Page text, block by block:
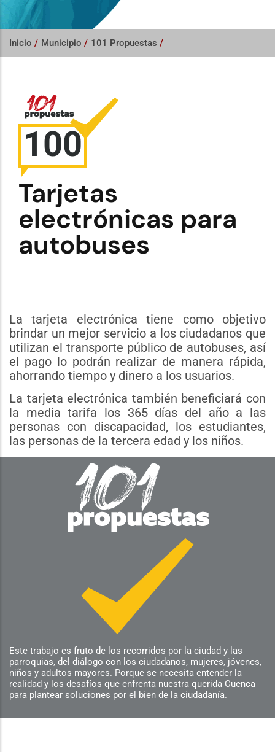
Inicio / Municipio / 101 Propuestas /
100
Tarjetas
electrónicas para
autobuses
La tarjeta electrónica tiene como objetivo
brindar un mejor servicio a los ciudadanos que
utilizan el transporte público de autobuses, así
el pago lo podrán realizar de manera rápida,
ahorrando tiempo y dinero a los usuarios.
La tarjeta electrónica también beneficiará con
la media tarifa los 365 días del año a las
personas con discapacidad, los estudiantes,
las personas de la tercera edad y los niños.
Este trabajo es fruto de los recorridos por la ciudad y las
parroquias, del diálogo con los ciudadanos, mujeres, jóvenes,
niños y adultos mayores. Porque se necesita entender la
realidad y los desafíos que enfrenta nuestra querida Cuenca
para plantear soluciones por el bien de la ciudadanía.